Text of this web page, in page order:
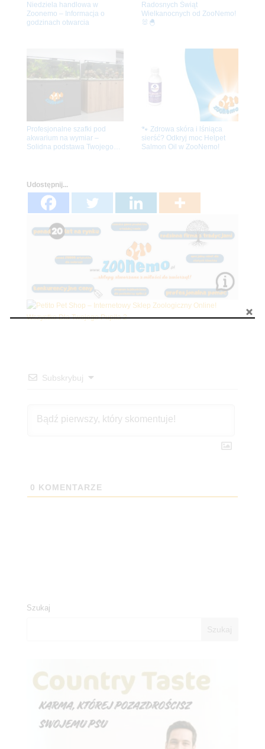
Niedziela handlowa w
Zoonemo – Informacja o
godzinach otwarcia
Radosnych Świąt
Wielkanocnych od ZooNemo!
🐰🐣
Profesjonalne szafki pod
akwarium na wymiar –
Solidna podstawa Twojego
🐾 Zdrowa skóra i lśniąca
sierść? Odkryj moc Helpet
Salmon Oil w ZooNemo!
Udostępnij...
Subskrybuj
0 KOMENTARZE
Szukaj